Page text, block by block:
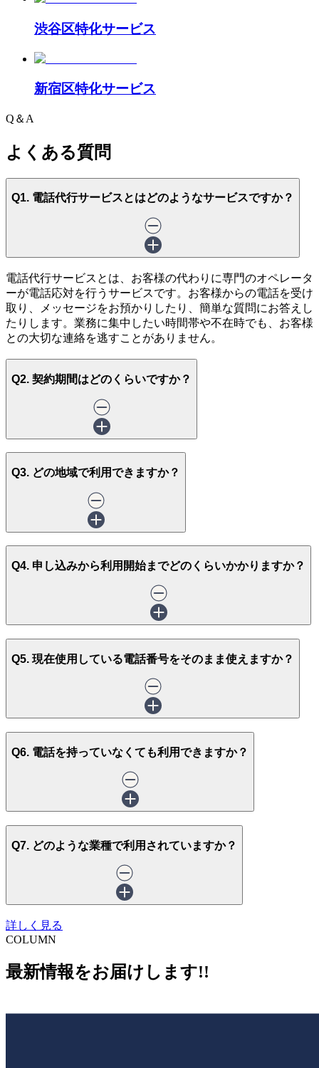
渋谷区特化サービス
新宿区特化サービス
Q＆A
よくある質問
Q1. 電話代行サービスとはどのようなサービスですか？
電話代行サービスとは、お客様の代わりに専門のオペレータ
ーが電話応対を行うサービスです。お客様からの電話を受け
取り、メッセージをお預かりしたり、簡単な質問にお答えし
たりします。業務に集中したい時間帯や不在時でも、お客様
との大切な連絡を逃すことがありません。
Q2. 契約期間はどのくらいですか？
Q3. どの地域で利用できますか？
Q4. 申し込みから利用開始までどのくらいかかりますか？
Q5. 現在使用している電話番号をそのまま使えますか？
Q6. 電話を持っていなくても利用できますか？
Q7. どのような業種で利用されていますか？
詳しく見る
COLUMN
最新情報をお届けします!!